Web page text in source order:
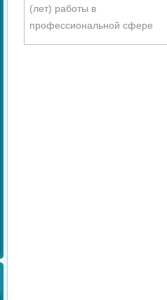
(лет) работы в
профессиональной сфере